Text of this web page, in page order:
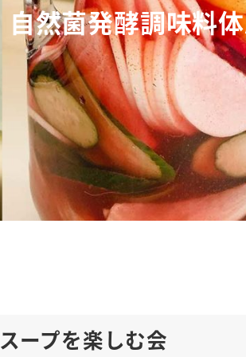
自然菌発酵調味料
ープを楽しむ会